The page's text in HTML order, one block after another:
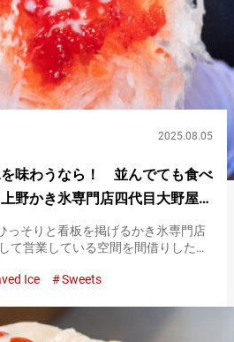
2025.08.05
味わうなら！ 並んでても食べ
野かき氷専門店四代目大野屋氷
っそりと看板を掲げるかき氷専門店
て営業している空間を間借りした、
がほどけるような、ふわふわのか
Ice Sweets